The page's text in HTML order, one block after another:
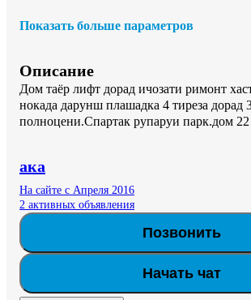
Показать больше параметров
Описание
Дом таёр лифт дорад ичозати римонт
нокада дарунш плашадка 4 тиреза дорад
полноцени.Спартак рупаруи парк.дом
ака
На сайте с Апреля 2016
2 активных объявления
Позвонить
Начать чат